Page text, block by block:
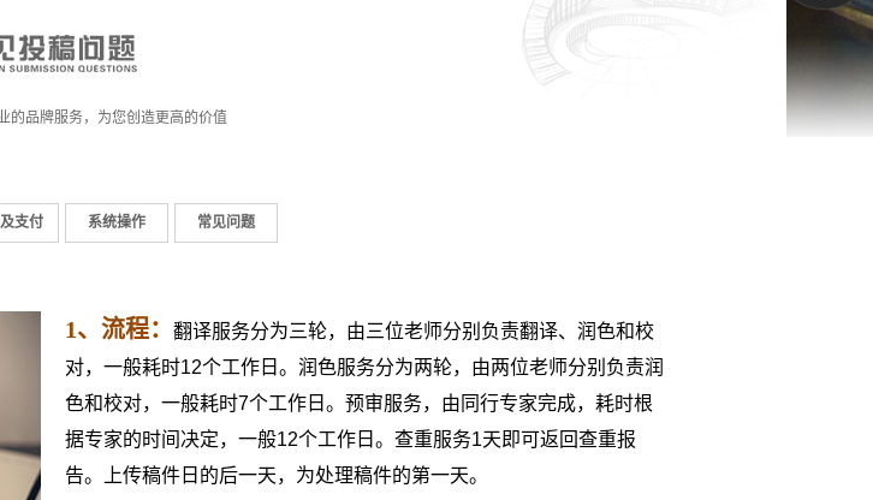
支付 系统操作 常见问题
的品牌服务，为您创造更高的价值
1、流程：
翻译服务分为三轮，由三位老师分别负责翻译、润色和校
对，一般耗时12个工作日。润色服务分为两轮，由两位老师分别负责润
色和校对，一般耗时7个工作日。预审服务，由同行专家完成，耗时根
据专家的时间决定，一般12个工作日。查重服务1天即可返回查重报
告。上传稿件日的后一天，为处理稿件的第一天。